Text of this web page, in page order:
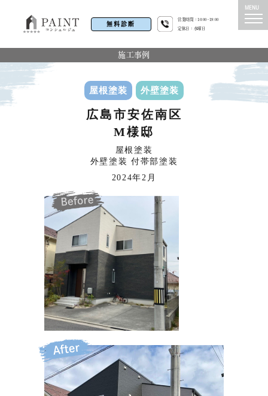
無料診断
営業時間：10:00~19:00
定休日：水曜日
施工事例
屋根塗装 外壁塗装
広島市安佐南区
M様邸
屋根塗装
外壁塗装 付帯部塗装
2024年2月